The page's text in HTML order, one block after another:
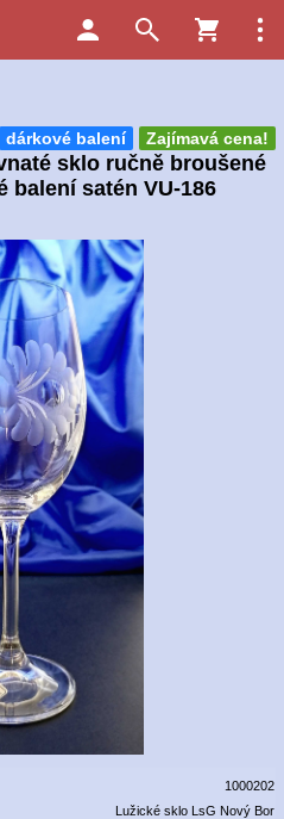
Zajímavá cena!
dárkové balení
sklo ručně broušené
balení satén VU-186
1000202
Lužické sklo LsG Nový Bor